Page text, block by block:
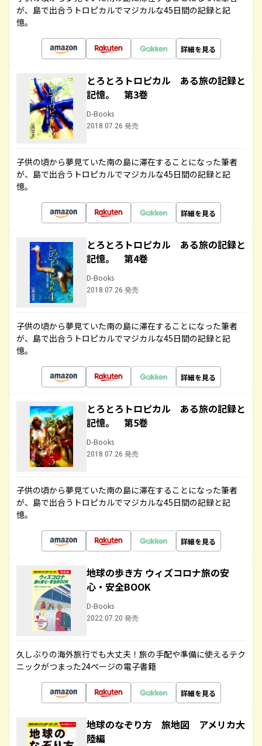
が、島で出合うトロピカルでマジカルな45日間の記録と記
憶。
詳細を見る
とろとろトロピカル ある旅の記録と
記憶。 第3巻
D-Books
2018.07.26 発売
子供の頃から夢見ていた南の島に滞在することになった筆者
が、島で出合うトロピカルでマジカルな45日間の記録と記
憶。
詳細を見る
とろとろトロピカル ある旅の記録と
記憶。 第4巻
D-Books
2018.07.26 発売
子供の頃から夢見ていた南の島に滞在することになった筆者
が、島で出合うトロピカルでマジカルな45日間の記録と記
憶。
詳細を見る
とろとろトロピカル ある旅の記録と
記憶。 第5巻
D-Books
2018.07.26 発売
子供の頃から夢見ていた南の島に滞在することになった筆者
が、島で出合うトロピカルでマジカルな45日間の記録と記
憶。
詳細を見る
地球の歩き方 ウィズコロナ旅の安
心・安全BOOK
D-Books
2022.07.20 発売
久しぶりの海外旅行でも大丈夫！旅の手配や準備に使えるテク
ニックがつまった24ページの電子書籍
詳細を見る
地球のなぞり方 旅地図 アメリカ大
陸編